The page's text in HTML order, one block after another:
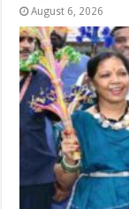
August 6, 2026